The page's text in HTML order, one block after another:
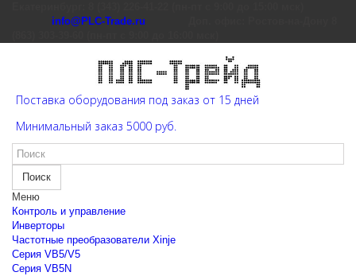
info@PLC-Trade.ru
Поставка оборудования под заказ от 15 дней
Минимальный заказ 5000 руб.
Поиск
Меню
Контроль и управление
Инверторы
Частотные преобразователи Xinje
Cерия VB5/V5
Cерия VB5N